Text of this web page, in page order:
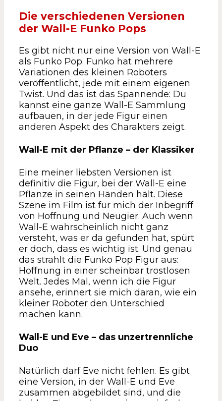
Die verschiedenen Versionen
der Wall-E Funko Pops
Es gibt nicht nur eine Version von Wall-E
als Funko Pop. Funko hat mehrere
Variationen des kleinen Roboters
veröffentlicht, jede mit einem eigenen
Twist. Und das ist das Spannende: Du
kannst eine ganze Wall-E Sammlung
aufbauen, in der jede Figur einen
anderen Aspekt des Charakters zeigt.
Wall-E mit der Pflanze – der Klassiker
Eine meiner liebsten Versionen ist
definitiv die Figur, bei der Wall-E eine
Pflanze in seinen Händen hält. Diese
Szene im Film ist für mich der Inbegriff
von Hoffnung und Neugier. Auch wenn
Wall-E wahrscheinlich nicht ganz
versteht, was er da gefunden hat, spürt
er doch, dass es wichtig ist. Und genau
das strahlt die Funko Pop Figur aus:
Hoffnung in einer scheinbar trostlosen
Welt. Jedes Mal, wenn ich die Figur
ansehe, erinnert sie mich daran, wie ein
kleiner Roboter den Unterschied
machen kann.
Wall-E und Eve – das unzertrennliche
Duo
Natürlich darf Eve nicht fehlen. Es gibt
eine Version, in der Wall-E und Eve
zusammen abgebildet sind, und die